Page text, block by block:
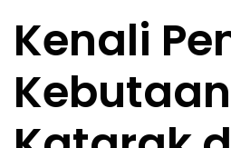
Kenali
Kebutaan